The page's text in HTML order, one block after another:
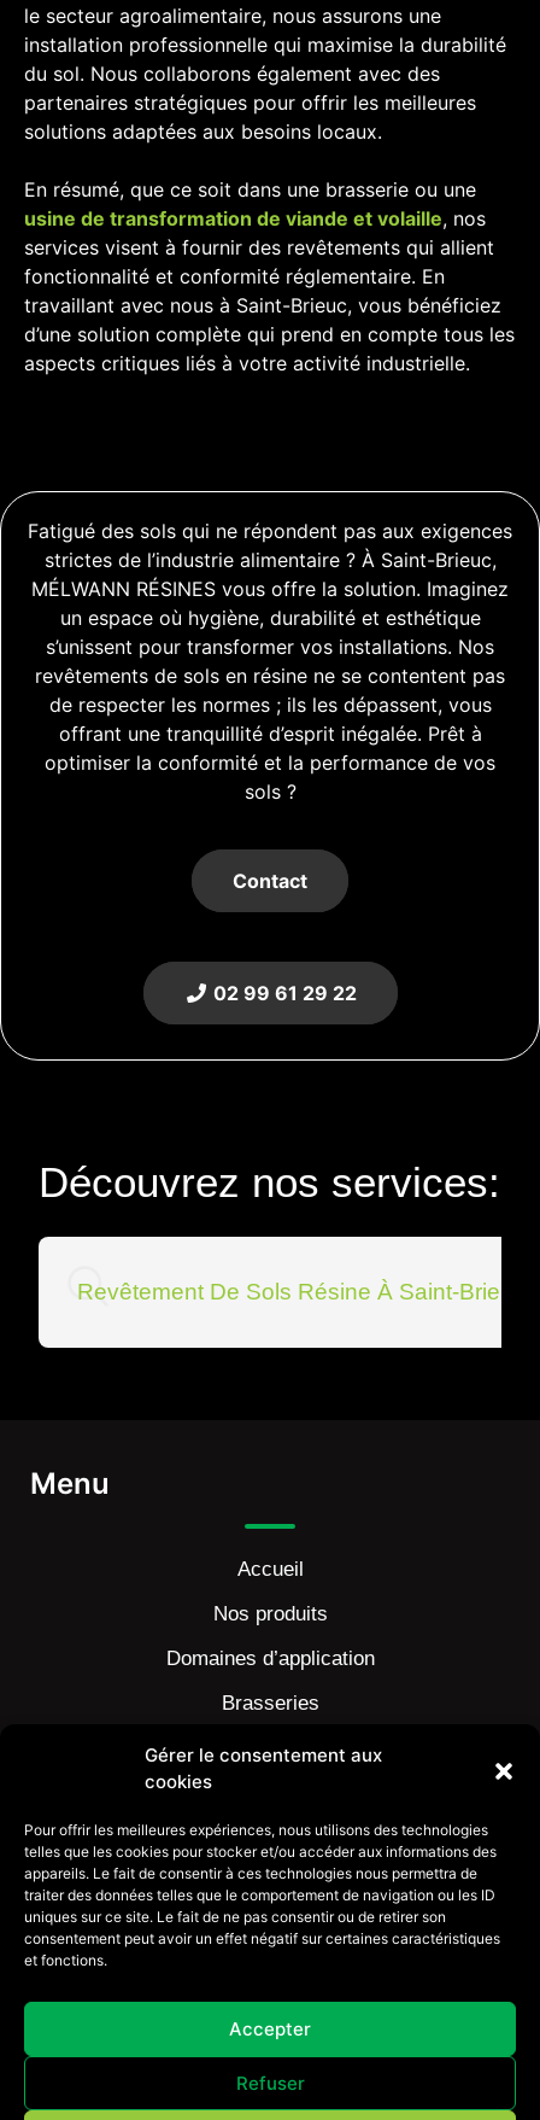
Gérer le consentement aux
cookies
Pour offrir les meilleures expériences, nous utilisons des technologies
telles que les cookies pour stocker et/ou accéder aux informations des
appareils. Le fait de consentir à ces technologies nous permettra de
traiter des données telles que le comportement de navigation ou les ID
uniques sur ce site. Le fait de ne pas consentir ou de retirer son
consentement peut avoir un effet négatif sur certaines caractéristiques
et fonctions.
Accepter
Refuser
le secteur agroalimentaire, nous assurons une
installation professionnelle qui maximise la durabilité
du sol. Nous collaborons également avec des
partenaires stratégiques pour offrir les meilleures
solutions adaptées aux besoins locaux.
En résumé, que ce soit dans une brasserie ou une
usine de transformation de viande et volaille, nos
services visent à fournir des revêtements qui allient
fonctionnalité et conformité réglementaire. En
travaillant avec nous à Saint-Brieuc, vous bénéficiez
d’une solution complète qui prend en compte tous les
aspects critiques liés à votre activité industrielle.
Fatigué des sols qui ne répondent pas aux exigences
strictes de l’industrie alimentaire ? À Saint-Brieuc,
MÉLWANN RÉSINES vous offre la solution. Imaginez
un espace où hygiène, durabilité et esthétique
s’unissent pour transformer vos installations. Nos
revêtements de sols en résine ne se contentent pas
de respecter les normes ; ils les dépassent, vous
offrant une tranquillité d’esprit inégalée. Prêt à
optimiser la conformité et la performance de vos
sols ?
Contact
02 99 61 29 22
Découvrez nos services:
Revêtement De Sols Résine À Saint-Brieuc
Menu
Accueil
Nos produits
Domaines d’application
Brasseries
Viande et volaille
Industrie pharmaceutique
Laiteries et fromageries
Partenaires
Contact
MÉLWANN RÉSINES